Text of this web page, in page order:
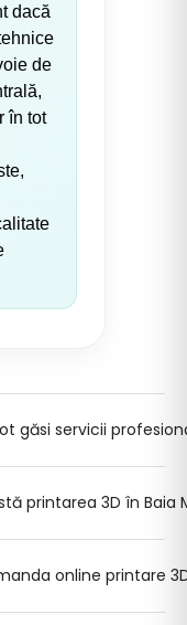
dacă
de
în tot
găsi servicii
printarea 3D în Baia
online printare